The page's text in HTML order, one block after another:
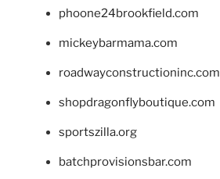
phoone24brookfield.com
mickeybarmama.com
roadwayconstructioninc.com
shopdragonflyboutique.com
sportszilla.org
batchprovisionsbar.com